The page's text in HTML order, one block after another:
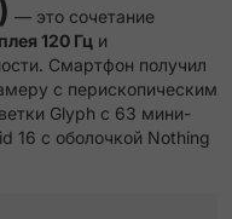
— это сочетание
120 Гц и
Смартфон получил
с перископическим
Glyph с 63 мини-
16 с оболочкой Nothing